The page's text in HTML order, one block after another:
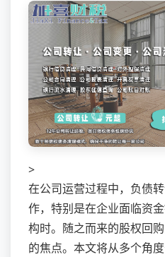
>
在公司运营过程中，负债
作，特别是在企业面临资
构时。随之而来的股权回
的焦点。本文将从多个角